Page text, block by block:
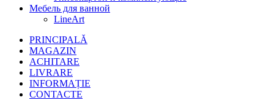
Мебель для ванной
LineArt
PRINCIPALĂ
MAGAZIN
ACHITARE
LIVRARE
INFORMAȚIE
CONTACTE